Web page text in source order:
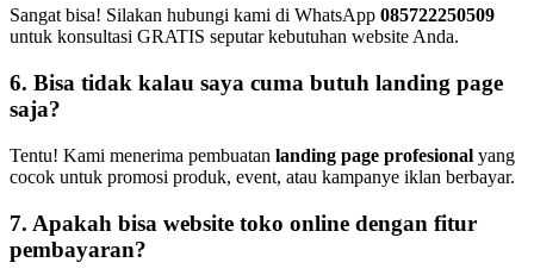
Sangat bisa! Silakan hubungi kami di WhatsApp 085722250509
untuk konsultasi GRATIS seputar kebutuhan website Anda.
6. Bisa tidak kalau saya cuma butuh landing page
saja?
Tentu! Kami menerima pembuatan landing page profesional yang
cocok untuk promosi produk, event, atau kampanye iklan berbayar.
7. Apakah bisa website toko online dengan fitur
pembayaran?